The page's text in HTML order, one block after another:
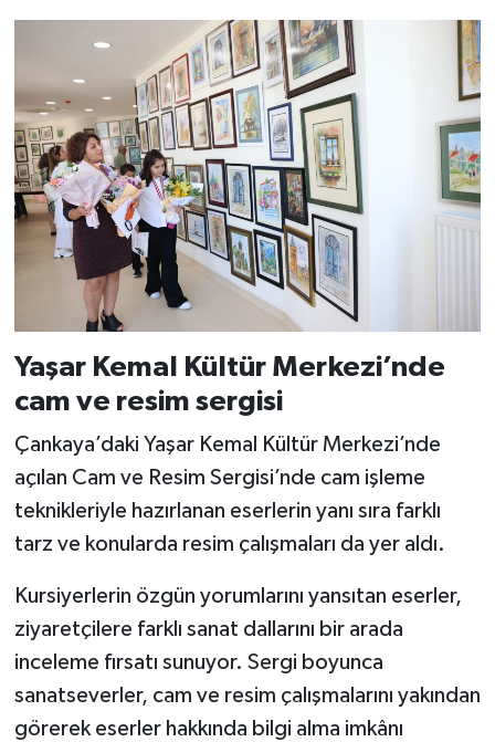
Yaşar Kemal Kültür Merkezi’nde
cam ve resim sergisi
Çankaya’daki Yaşar Kemal Kültür Merkezi’nde
açılan Cam ve Resim Sergisi’nde cam işleme
teknikleriyle hazırlanan eserlerin yanı sıra farklı
tarz ve konularda resim çalışmaları da yer aldı.
Kursiyerlerin özgün yorumlarını yansıtan eserler,
ziyaretçilere farklı sanat dallarını bir arada
inceleme fırsatı sunuyor. Sergi boyunca
sanatseverler, cam ve resim çalışmalarını yakından
görerek eserler hakkında bilgi alma imkânı